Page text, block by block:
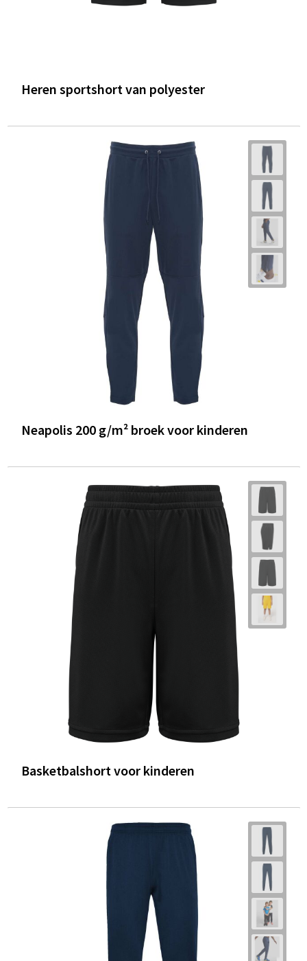
Heren sportshort van polyester
Neapolis 200 g/m² broek voor kinderen
Basketbalshort voor kinderen